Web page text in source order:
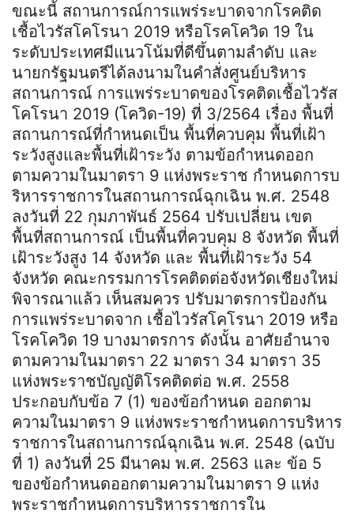
ขณะนี้ สถานการณ์การแพร่ระบาดจากโรคติด
เชื้อไวรัสโคโรนา 2019 หรือโรคโควิด 19 ใน
ระดับประเทศมีแนวโน้มที่ดีขึ้นตามลําดับ และ
นายกรัฐมนตรีได้ลงนามในคําสั่งศูนย์บริหาร
สถานการณ์ การแพร่ระบาดของโรคติดเชื้อไวรัส
โคโรนา 2019 (โควิด-19) ที่ 3/2564 เรื่อง พื้นที่
สถานการณ์ที่กําหนดเป็น พื้นที่ควบคุม พื้นที่เฝ้า
ระวังสูงและพื้นที่เฝ้าระวัง ตามข้อกําหนดออก
ตามความในมาตรา 9 แห่งพระราช กําหนดการบ
ริหารราชการในสถานการณ์ฉุกเฉิน พ.ศ. 2548
ลงวันที่ 22 กุมภาพันธ์ 2564 ปรับเปลี่ยน เขต
พื้นที่สถานการณ์ เป็นพื้นที่ควบคุม 8 จังหวัด พื้นที่
เฝ้าระวังสูง 14 จังหวัด และ พื้นที่เฝ้าระวัง 54
จังหวัด คณะกรรมการโรคติดต่อจังหวัดเชียงใหม่
พิจารณาแล้ว เห็นสมควร ปรับมาตรการป้องกัน
การแพร่ระบาดจาก เชื้อไวรัสโคโรนา 2019 หรือ
โรคโควิด 19 บางมาตรการ ดังนั้น อาศัยอํานาจ
ตามความในมาตรา 22 มาตรา 34 มาตรา 35
แห่งพระราชบัญญัติโรคติดต่อ พ.ศ. 2558
ประกอบกับข้อ 7 (1) ของข้อกําหนด ออกตาม
ความในมาตรา 9 แห่งพระราชกําหนดการบริหาร
ราชการในสถานการณ์ฉุกเฉิน พ.ศ. 2548 (ฉบับ
ที่ 1) ลงวันที่ 25 มีนาคม พ.ศ. 2563 และ ข้อ 5
ของข้อกําหนดออกตามความในมาตรา 9 แห่ง
พระราชกําหนดการบริหารราชการใน